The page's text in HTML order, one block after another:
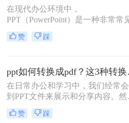
在现代办公环境中，
PPT（PowerPoint）是一种非常常
文件格式，被广泛用于展示和演示
然而，有时我们可能需要将PPT文
传递信息。本文将详细介绍PPT如
转换成PDF文档，为您呈现一篇
的操作指南。
赞 踩
ppt
在日常办公和学习中，我们经常
到PPT文件来展示和分享内容。然
而，有时候我们需要将PPT文件转
成PDF格式，以方便打印、编辑或
赞 踩